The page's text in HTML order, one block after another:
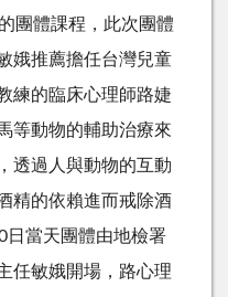
團體課程，此次團體
娥推薦擔任台灣兒童
練的臨床心理師路婕
等動物的輔助治療來
透過人與動物的互動
精的依賴進而戒除酒
日當天團體由地檢署
任敏娥開場，路心理